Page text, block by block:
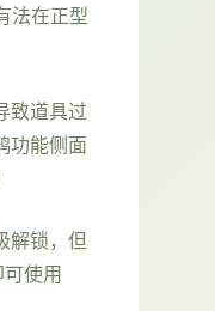
法在正型
致道具过
功能侧面
解锁，但
使用